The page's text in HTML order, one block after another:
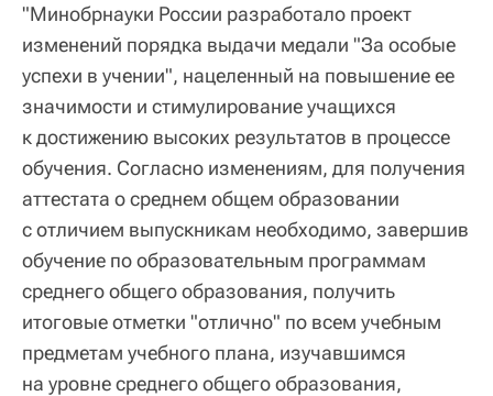
"Минобрнауки России разработало проект
изменений порядка выдачи медали "За особые
успехи в учении", нацеленный на повышение ее
значимости и стимулирование учащихся
к достижению высоких результатов в процессе
обучения. Согласно изменениям, для получения
аттестата о среднем общем образовании
с отличием выпускникам необходимо, завершив
обучение по образовательным программам
среднего общего образования, получить
итоговые отметки "отлично" по всем учебным
предметам учебного плана, изучавшимся
на уровне среднего общего образования,